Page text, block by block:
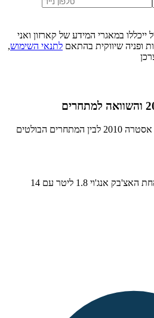
במאגרי המידע של קארזון ואני
ופניה שיווקית בהתאם לתנאי השימוש,
השוואת רמות הגימור של אופל אסטרה 2010 לבין המתחרים הבולטים
לאופל אסטרה יש רמת גימור אחת האצ'בק אנג'וי 1.8 ליטר עם 14